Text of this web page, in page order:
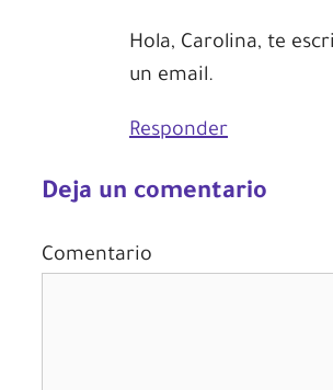
Hola, Carolina, te
un email.
Responder
Deja un comentario
Comentario